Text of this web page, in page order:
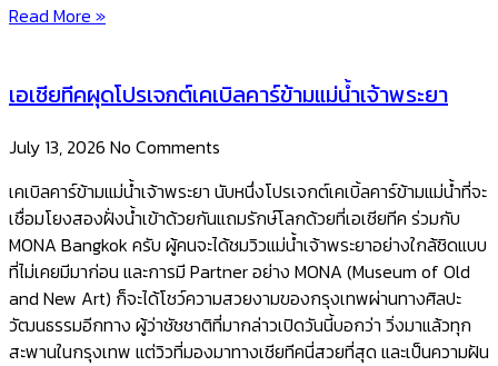
Read More »
เอเชียทีคผุดโปรเจกต์เคเบิลคาร์ข้ามแม่น้ำเจ้าพระยา
July 13, 2026 No Comments
เคเบิลคาร์ข้ามแม่น้ำเจ้าพระยา นับหนึ่งโปรเจกต์เคเบิ้ลคาร์ข้ามแม่น้ำที่จะ
เชื่อมโยงสองฝั่งน้ำเข้าด้วยกันแถมรักษ์โลกด้วยที่เอเชียทีค ร่วมกับ
MONA Bangkok ครับ ผู้คนจะได้ชมวิวแม่น้ำเจ้าพระยาอย่างใกล้ชิดแบบ
ที่ไม่เคยมีมาก่อน และการมี Partner อย่าง MONA (Museum of Old
and New Art) ก็จะได้โชว์ความสวยงามของกรุงเทพผ่านทางศิลปะ
วัฒนธรรมอีกทาง ผู้ว่าชัชชาติที่มากล่าวเปิดวันนี้บอกว่า วิ่งมาแล้วทุก
สะพานในกรุงเทพ แต่วิวที่มองมาทางเชียทีคนี่สวยที่สุด และเป็นความฝัน